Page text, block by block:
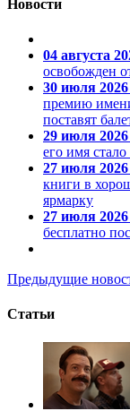
Новости
04 августа
освобожден
30 июля 2026
премию
поставят
29 июля 2026
его имя
27 июля 2026
книги в
ярмарку
27 июля 2026
бесплатно
Предыдущие
Статьи